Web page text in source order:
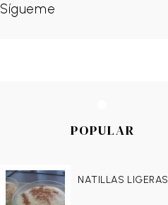
Sígueme
POPULAR
NATILLAS LIGERAS